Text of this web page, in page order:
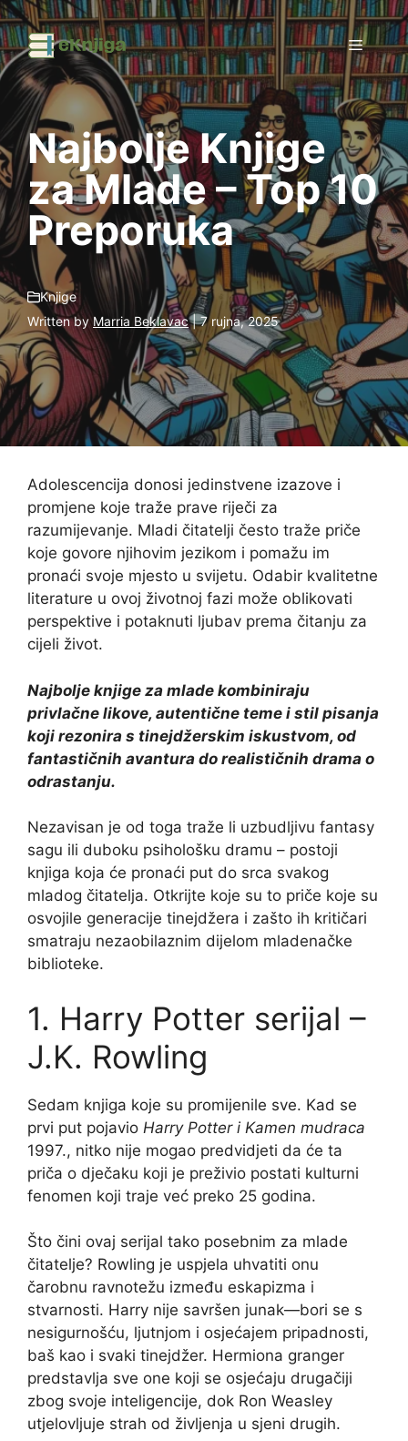
Preskoči
na
sadržaj
Najbolje Knjige
za Mlade – Top 10
Preporuka
Knjige
Written byMarria Beklavac| 7 rujna, 2025
Adolescencija donosi jedinstvene izazove i
promjene koje traže prave riječi za
razumijevanje. Mladi čitatelji često traže priče
koje govore njihovim jezikom i pomažu im
pronaći svoje mjesto u svijetu. Odabir kvalitetne
literature u ovoj životnoj fazi može oblikovati
perspektive i potaknuti ljubav prema čitanju za
cijeli život.
Najbolje knjige za mlade kombiniraju
privlačne likove, autentične teme i stil pisanja
koji rezonira s tinejdžerskim iskustvom, od
fantastičnih avantura do realističnih drama o
odrastanju.
Nezavisan je od toga traže li uzbudljivu fantasy
sagu ili duboku psihološku dramu – postoji
knjiga koja će pronaći put do srca svakog
mladog čitatelja. Otkrijte koje su to priče koje su
osvojile generacije tinejdžera i zašto ih kritičari
smatraju nezaobilaznim dijelom mladenačke
biblioteke.
1. Harry Potter serijal –
J.K. Rowling
Sedam knjiga koje su promijenile sve. Kad se
prvi put pojavio Harry Potter i Kamen mudraca
1997., nitko nije mogao predvidjeti da će ta
priča o dječaku koji je preživio postati kulturni
fenomen koji traje već preko 25 godina.
Što čini ovaj serijal tako posebnim za mlade
čitatelje? Rowling je uspjela uhvatiti onu
čarobnu ravnotežu između eskapizma i
stvarnosti. Harry nije savršen junak—bori se s
nesigurnošću, ljutnjom i osjećajem pripadnosti,
baš kao i svaki tinejdžer. Hermiona granger
predstavlja sve one koji se osjećaju drugačiji
zbog svoje inteligencije, dok Ron Weasley
utjelovljuje strah od življenja u sjeni drugih.